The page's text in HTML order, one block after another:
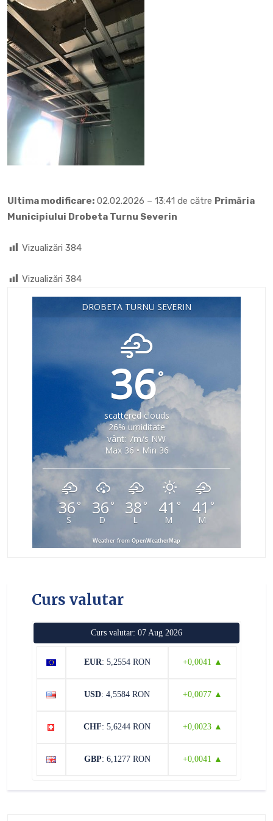
Ultima modificare: 02.02.2026 – 13:41 de către Primăria
Municipiului Drobeta Turnu Severin
Vizualizări 384
Vizualizări 384
DROBETA TURNU SEVERIN
36°
scattered clouds
26% umiditate
vânt: 7m/s NW
Max 36 • Min 36
36 °
S
36 °
D
38 °
L
41 °
M
41°
M
Weather from OpenWeatherMap
Curs valutar
Curs valutar: 07 Aug 2026
EUR: 5,2554 RON +0,0041 ▲
USD: 4,5584 RON +0,0077 ▲
CHF: 5,6244 RON +0,0023 ▲
GBP: 6,1277 RON +0,0041 ▲